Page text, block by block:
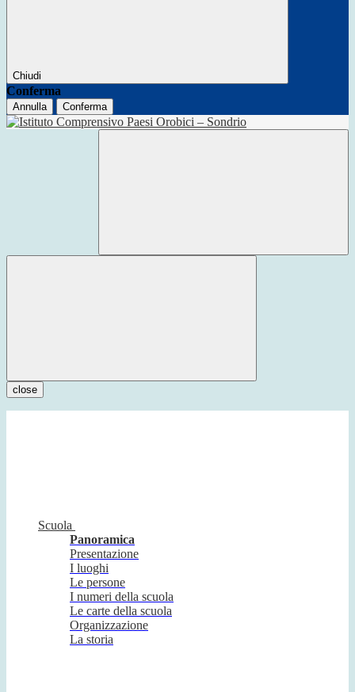
Chiudi
Conferma
Annulla Conferma
close
Scuola
Panoramica
Presentazione
I luoghi
Le persone
I numeri della scuola
Le carte della scuola
Organizzazione
La storia